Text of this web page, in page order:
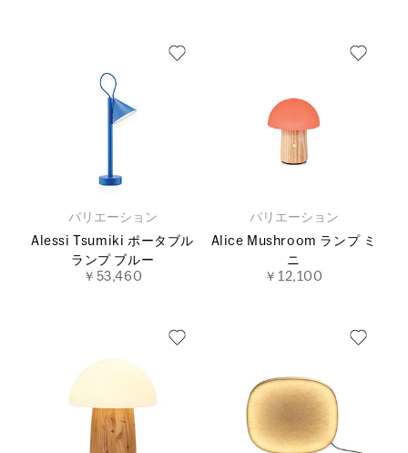
バリエーション
Alessi Tsumiki ポータブル
ランプ ブルー
￥53,460
バリエーション
Alice Mushroom ランプ ミ
ニ
￥12,100